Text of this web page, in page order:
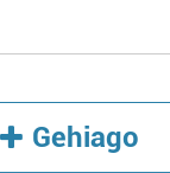
Gehiago